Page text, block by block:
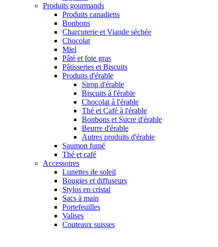
Produits gourmands
Produits canadiens
Bonbons
Charcuterie et Viande séchée
Chocolat
Miel
Pâté et foie gras
Pâtisseries et Biscuits
Produits d'érable
Sirop d'érable
Biscuits à l'érable
Chocolat à l'érable
Thé et Café à l'érable
Bonbons et Sucre d'érable
Beurre d'érable
Autres produits d'érable
Saumon fumé
Thé et café
Accessoires
Lunettes de soleil
Bougies et diffuseurs
Stylos en cristal
Sacs à main
Portefeuilles
Valises
Couteaux suisses